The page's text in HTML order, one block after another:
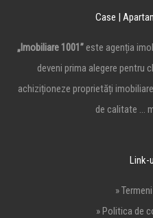
Case |
„Imobiliare 1001”este agenția
deveni prima alegere pentru
achiziționeze proprietăți
de calitate …
Link-
»
» Politica de